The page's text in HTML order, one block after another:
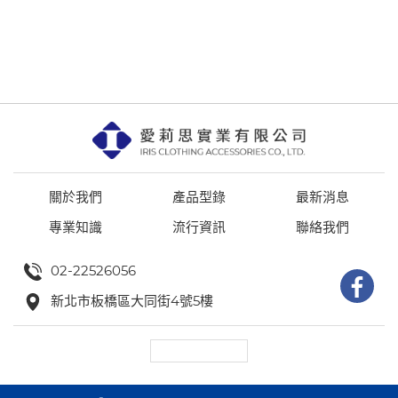
關於我們 產品型錄
最新消息
專業知識
流行資訊 聯絡我們
02-22526056
新北市板橋區大同街4號5樓